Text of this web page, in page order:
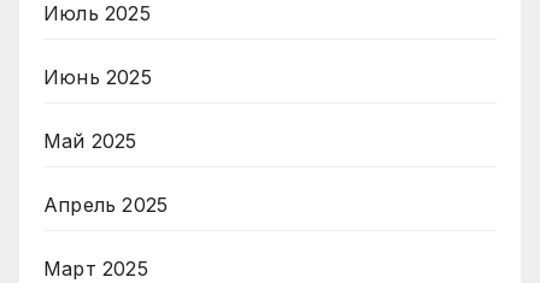
Июль 2025
Июнь 2025
Май 2025
Апрель 2025
Март 2025